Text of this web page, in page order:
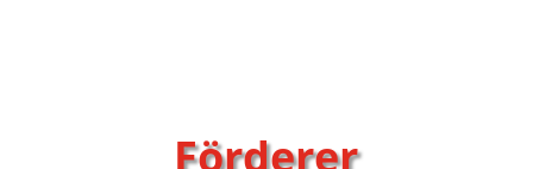
Förderer